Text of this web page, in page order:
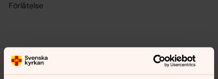
Förlåtelse
Senast ändrad 27 november 2024
Synpunkter eller frågor på sidans